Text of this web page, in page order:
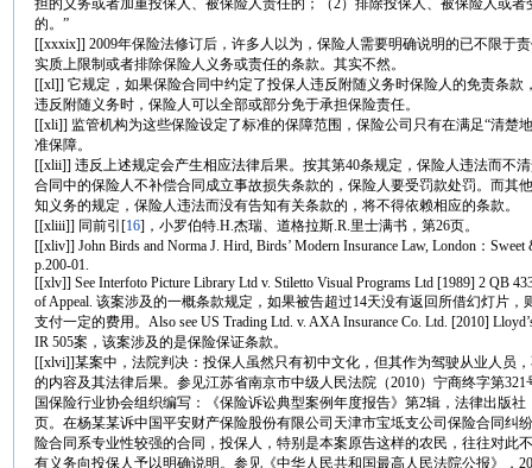
担的义务或者加重投保人、被保险人责任的；（2）排除投保人、被保险人或者
的。”
[[xxxix]] 2009年保险法修订后，许多人以为，保险人需要明确说明的已不限于
实质上限制或者排除保险人义务或责任的条款。其实不然。
[[xl]] 它规定，如果保险合同中约定了投保人违反附随义务时保险人的免责条款
违反附随义务时，保险人可以全部或部分免于承担保险责任。
[[xli]] 监管机构为这些保险设定了标准的保障范围，保险公司只有在满足“清楚
准保障。
[[xlii]] 违反上述规定会产生相应法律后果。按其第40条规定，保险人违法而不
合同中的保险人不补偿合同成立事故损失条款的，保险人要受罚款处罚。而其
知义务的规定，保险人违法而没有告知有关条款的，将不得依赖相应的条款。
[[xliii]] 同前引 [16]，小罗伯特.H.杰瑞、道格拉斯.R.里士满书，第26页。
[[xliv]] John Birds and Norma J. Hird, Birds’ Modern Insurance Law, London：
p.200-01.
[[xlv]] See Interfoto Picture Library Ltd v. Stiletto Visual Programs Ltd [1989] 2 QB
of Appeal. 该案涉及的一概条款规定，如果被告超过14天没有返回所借幻灯片，
支付一定的费用。Also see US Trading Ltd. v. AXA Insurance Co. Ltd. [2010]
IR 505案，该案涉及的是保险保证条款。
[[xlvi]]某案中，法院判决：投保人虽然只有初中文化，但其作为驾驶从业人员
的内容及其法律后果。参见江苏省南京市中级人民法院（2010）宁商终字第
国保险行业协会组织编写：《保险诉讼典型案例年度报告》第2辑，法律出版社
页。在杨某某诉中国平安财产保险股份有限公司天津市宝坻支公司保险合同纠
险合同系专业性较强的合同，投保人，特别是本案原告这样的农民，往往对此
有义务向投保人予以明确说明。参见《中华人民共和国最高人民法院公报》，